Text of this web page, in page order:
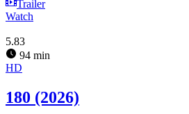
Trailer
Watch
5.83
94 min
HD
180 (2026)